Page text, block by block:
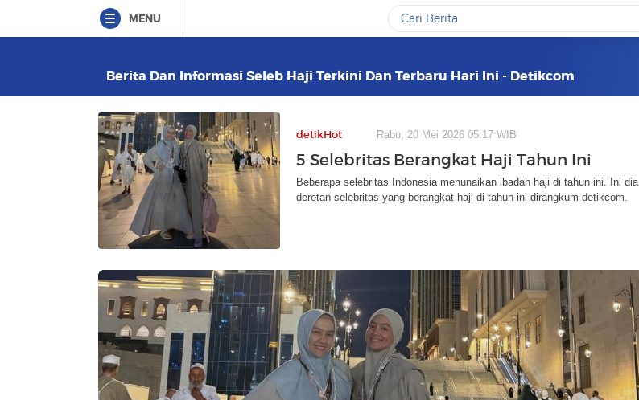
MENU
Berita Dan Informasi Seleb Haji Terkini Dan Terbaru Hari Ini - Detikcom
detikHot Rabu, 20 Mei 2026 05:17 WIB
5 Selebritas Berangkat Haji Tahun Ini
Beberapa selebritas Indonesia menunaikan ibadah haji di tahun ini. Ini dia
deretan selebritas yang berangkat haji di tahun ini dirangkum detikcom.